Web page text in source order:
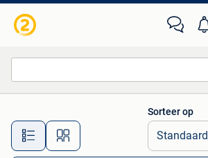
Alle afstanden…
Sorteer op